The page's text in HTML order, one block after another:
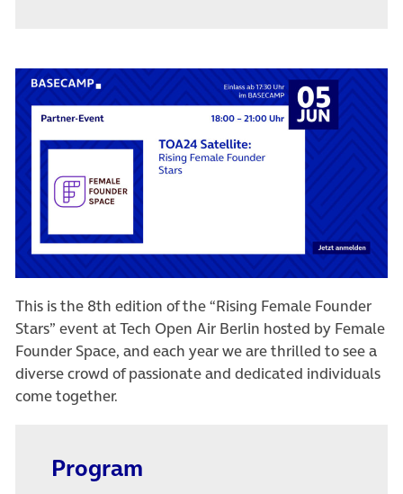
This is the 8th edition of the “Rising Female Founder
Stars” event at Tech Open Air Berlin hosted by Female
Founder Space, and each year we are thrilled to see a
diverse crowd of passionate and dedicated individuals
come together.
Program